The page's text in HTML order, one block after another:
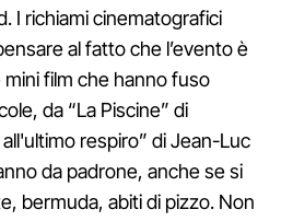
I richiami cinematografici
al fatto che l’evento è
film che hanno fuso
da “La Piscine” di
respiro” di Jean-Luc
da padrone, anche se si
bermuda, abiti di pizzo. Non